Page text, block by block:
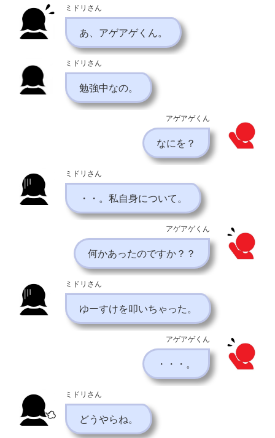
ミドリさん
あ、アゲアゲくん。
ミドリさん
勉強中なの。
アゲアゲくん
なにを？
ミドリさん
・・。私自身について。
アゲアゲくん
何かあったのですか？？
ミドリさん
ゆーすけを叩いちゃった。
アゲアゲくん
・・・。
ミドリさん
どうやらね。